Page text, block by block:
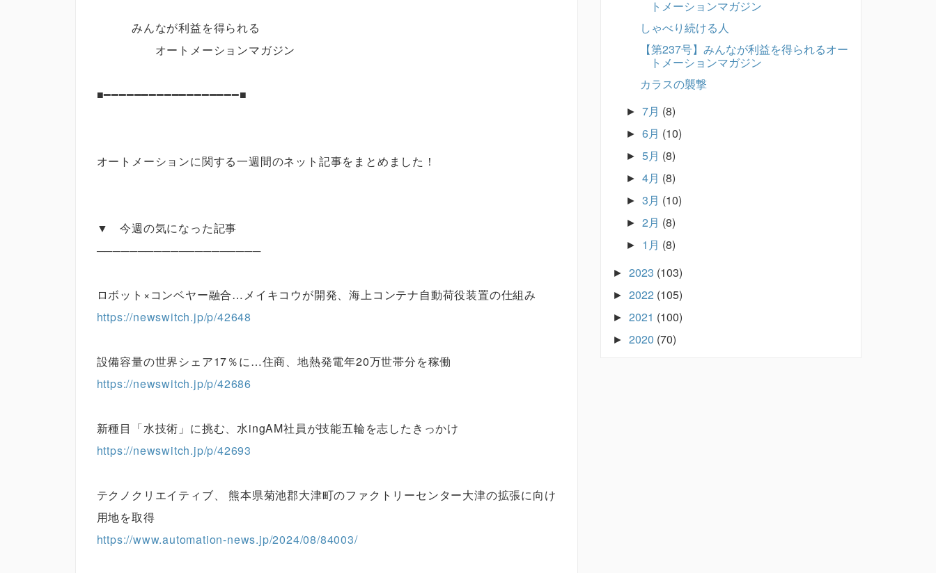
みんなが利益を得られる
オートメーションマガジン
■━━━━━━━━━━━━━━━━━━■
オートメーションに関する一週間のネット記事をまとめました！
▼ 今週の気になった記事
────────────────────
ロボット×コンベヤー融合…メイキコウが開発、海上コンテナ自動荷役装置の仕組み
https://newswitch.jp/p/42648
設備容量の世界シェア17％に…住商、地熱発電年20万世帯分を稼働
https://newswitch.jp/p/42686
新種目「水技術」に挑む、水ingAM社員が技能五輪を志したきっかけ
https://newswitch.jp/p/42693
テクノクリエイティブ、 熊本県菊池郡大津町のファクトリーセンター大津の拡張に向け
用地を取得
https://www.automation-news.jp/2024/08/84003/
トメーションマガジン
しゃべり続ける人
【第237号】みんなが利益を得られるオー
トメーションマガジン
カラスの襲撃
► 7月 (8)
► 6月 (10)
► 5月 (8)
► 4月 (8)
► 3月 (10)
► 2月 (8)
► 1月 (8)
► 2023 (103)
► 2022 (105)
► 2021 (100)
► 2020 (70)